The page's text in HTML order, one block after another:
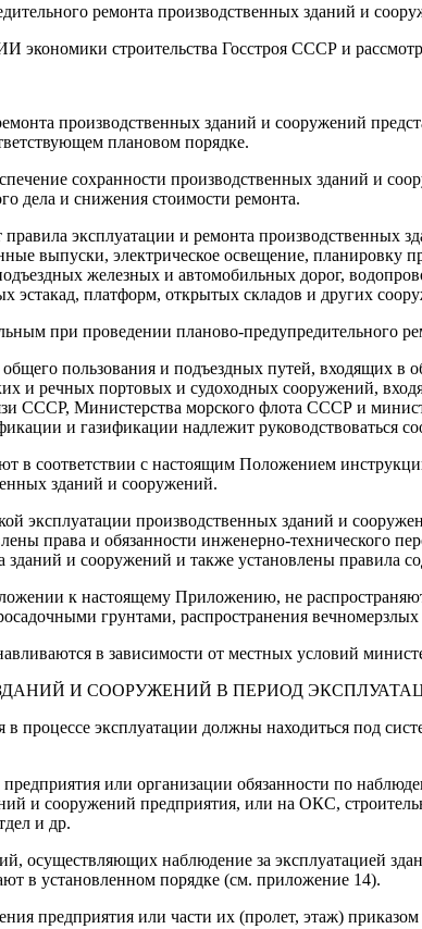
ремонта производственных зданий и
экономики строительства Госстроя СССР и
производственных зданий и сооружений
плановом порядке.
сохранности производственных зданий и
дела и снижения стоимости ремонта.
эксплуатации и ремонта производственных
выпуски, электрическое освещение, планировку
железных и автомобильных дорог,
эстакад, платформ, открытых складов и других
при проведении планово-предупредительного
пользования и подъездных путей, входящих
и речных портовых и судоходных сооружений,
СССР, Министерства морского флота СССР и
и газификации надлежит руководствоваться
в соответствии с настоящим Положением
зданий и сооружений.
эксплуатации производственных зданий и
права и обязанности инженерно-технического
зданий и сооружений и также установлены правила
к настоящему Приложению, не
грунтами, распространения
в зависимости от местных условий
И СООРУЖЕНИЙ В ПЕРИОД
процессе эксплуатации должны находиться под
или организации обязанности по
и сооружений предприятия, или на ОКС,
и др.
осуществляющих наблюдение за эксплуатацией
в установленном порядке (см. приложение 14).
предприятия или части их (пролет, этаж)